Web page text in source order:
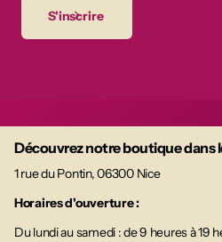
S'inscrire
Découvrez notre boutique dans
1 rue du Pontin, 06300 Nice
Horaires d'ouverture :
Du lundi au samedi : de 9 heures à 19